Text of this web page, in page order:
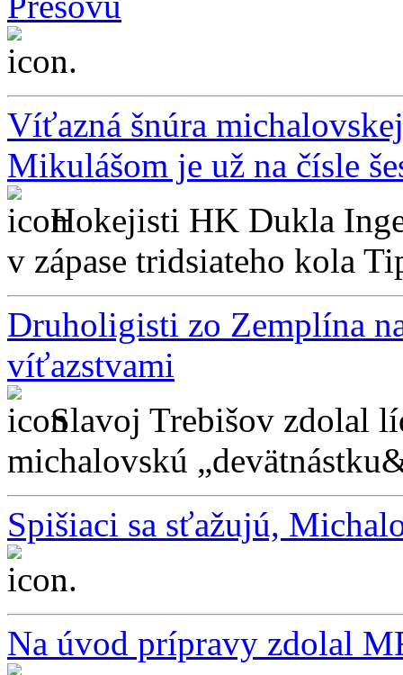
...
Víťazná šnúra
Mikulášom je už na čísle
Hokejisti HK Dukla
v zápase tridsiateho kola
Druholigisti zo Zemplína
víťazstvami
Slavoj Trebišov zdolal
michalovskú
Spišiaci sa sťažujú,
...
Na úvod prípravy zdolal